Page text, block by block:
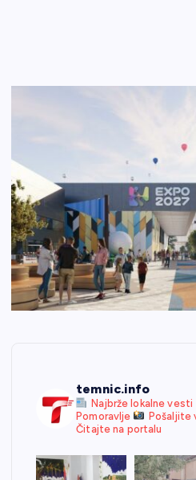
temnic.info
Najbrže lokalne vesti
Pomoravlje
Pošaljite
Čitajte na portalu